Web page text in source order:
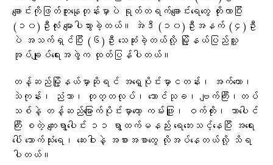
ချောင်းကိုဖြတ်ကူးနေုတုန်းမှာပဲ ရုတ်တရက်ချောင်းရေတွေ တိုးလာပြီး
(၁၀)ဦးလုံး မျောပါသွားခဲ့တယ်။ အဲဒီ (၁၀)ဦးအနက် (၄)ဦး
ပဲ အသက်ရှင်ပြီး (၆)ဦး သေဆုံးခဲ့တယ်လို့ မြို့နယ်ပြည်သူ့
အုပ်ချုပ်ရေးအဖွဲ့က ထုတ်ပြန်ပါတယ်။
တန့်ဆည်မြို့နယ်မှာဆိုရင် အရှေ့ပိုင်းမှာငတန်း၊ အက်တော၊
သဲကုန်း၊ ညံသာ၊ တုတ္တလုပ်၊ သောင်သုခ၊ ဗျက်ကြီး၊တပ်
သစ်နဲ့ တန့်ဆည်မြောက်ပိုင်းမှာတော့ ကမ်းဖြူ၊ ဝက်တိုး၊ သာပေါင်
ကြီး စတဲ့ ကျေးရွာပေါင်း ၁၁ ရွာထက်မနည်း ရေဘေးသင့်နေပြီး အရေး
ပေါ် သောက်သုံးရေ၊ ဆေးဝါးနဲ့ အစားအစာတွေ လိုအပ်နေတယ်လို့ သိရ
ပါတယ်။